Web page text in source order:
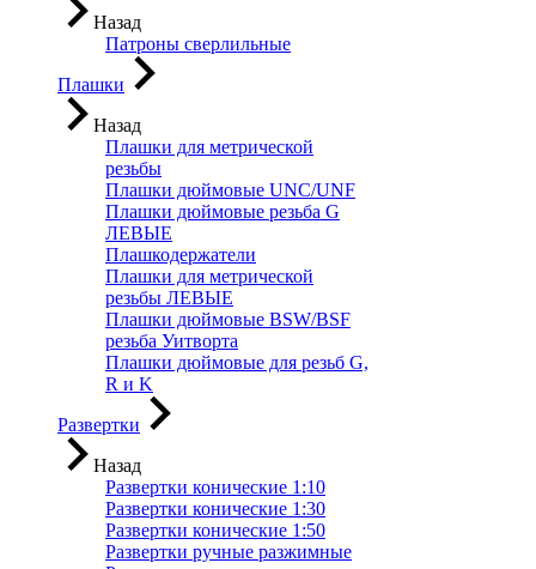
Назад
Патроны сверлильные
Плашки
Назад
Плашки для метрической
резьбы
Плашки дюймовые UNC/UNF
Плашки дюймовые резьба G
ЛЕВЫЕ
Плашкодержатели
Плашки для метрической
резьбы ЛЕВЫЕ
Плашки дюймовые BSW/BSF
резьба Уитворта
Плашки дюймовые для резьб G,
R и K
Развертки
Назад
Развертки конические 1:10
Развертки конические 1:30
Развертки конические 1:50
Развертки ручные разжимные